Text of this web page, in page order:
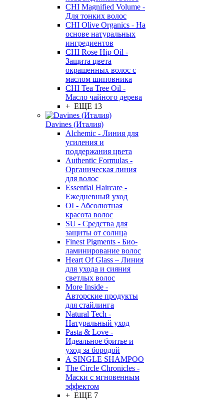
CHI Magnified Volume -
Для тонких волос
CHI Olive Organics - На
основе натуральных
ингредиентов
CHI Rose Hip Oil -
Защита цвета
окрашенных волос с
маслом шиповника
CHI Tea Tree Oil -
Масло чайного дерева
+ ЕЩЕ 13
Davines (Италия)
Alchemic - Линия для
усиления и
поддержания цвета
Authentic Formulas -
Органическая линия
для волос
Essential Haircare -
Eжедневный уход
OI - Абсолютная
красота волос
SU - Средства для
защиты от солнца
Finest Pigments - Био-
ламинирование волос
Heart Of Glass – Линия
для ухода и сияния
светлых волос
More Inside -
Авторские продукты
для стайлинга
Natural Tech -
Натуральный уход
Pasta & Love -
Идеальное бритье и
уход за бородой
A SINGLE SHAMPOO
The Circle Chronicles -
Маски с мгновенным
эффектом
+ ЕЩЕ 7